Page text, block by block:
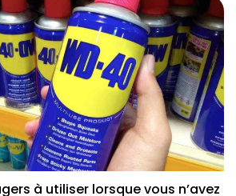
à utiliser lorsque vous n’avez